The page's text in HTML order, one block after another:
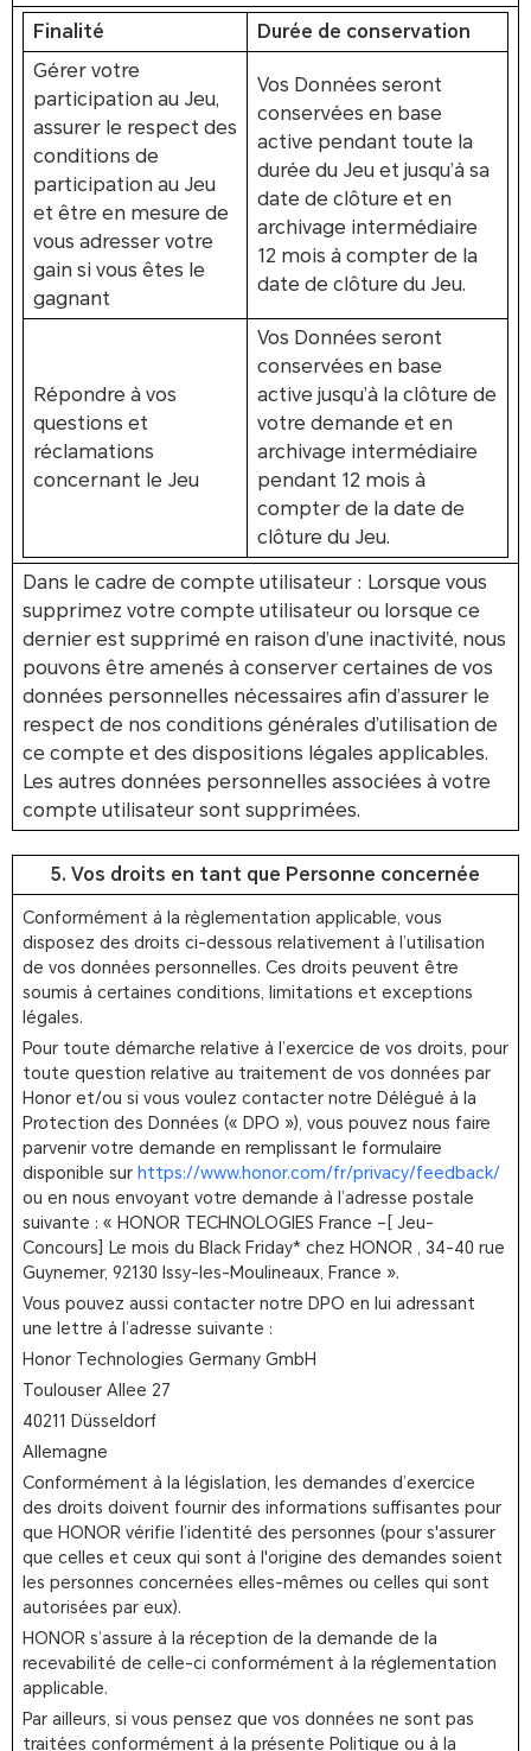
Finalité
Durée de conservation
Gérer votre
participation au Jeu,
assurer le respect des
conditions de
participation au Jeu
et être en mesure de
vous adresser votre
gain si vous êtes le
gagnant
Vos Données seront
conservées en base
active pendant toute la
durée du Jeu et jusqu’à sa
date de clôture et en
archivage intermédiaire
12 mois à compter de la
date de clôture du Jeu.
Répondre à vos
questions et
réclamations
concernant le Jeu
Vos Données seront
conservées en base
active jusqu’à la clôture de
votre demande et en
archivage intermédiaire
pendant 12 mois à
compter de la date de
clôture du Jeu.
Dans le cadre de compte utilisateur : Lorsque vous
supprimez votre compte utilisateur ou lorsque ce
dernier est supprimé en raison d’une inactivité, nous
pouvons être amenés à conserver certaines de vos
données personnelles nécessaires afin d’assurer le
respect de nos conditions générales d’utilisation de
ce compte et des dispositions légales applicables.
Les autres données personnelles associées à votre
compte utilisateur sont supprimées.
5. Vos droits en tant que Personne concernée
Conformément à la règlementation applicable, vous
disposez des droits ci-dessous relativement à l’utilisation
de vos données personnelles. Ces droits peuvent être
soumis à certaines conditions, limitations et exceptions
légales.
Pour toute démarche relative à l’exercice de vos droits, pour
toute question relative au traitement de vos données par
Honor et/ou si vous voulez contacter notre Délégué à la
Protection des Données (« DPO »), vous pouvez nous faire
parvenir votre demande en remplissant le formulaire
disponible sur https://www.honor.com/fr/privacy/feedback/
ou en nous envoyant votre demande à l’adresse postale
suivante : « HONOR TECHNOLOGIES France –[ Jeu-
Concours] Le mois du Black Friday* chez HONOR , 34-40 rue
Guynemer, 92130 Issy-les-Moulineaux, France ».
Vous pouvez aussi contacter notre DPO en lui adressant
une lettre à l’adresse suivante :
Honor Technologies Germany GmbH
Toulouser Allee 27
40211 Düsseldorf
Allemagne
Conformément à la législation, les demandes d’exercice
des droits doivent fournir des informations suffisantes pour
que HONOR vérifie l’identité des personnes (pour s'assurer
que celles et ceux qui sont à l'origine des demandes soient
les personnes concernées elles-mêmes ou celles qui sont
autorisées par eux).
HONOR s’assure à la réception de la demande de la
recevabilité de celle-ci conformément à la réglementation
applicable.
Par ailleurs, si vous pensez que vos données ne sont pas
traitées conformément à la présente Politique ou à la